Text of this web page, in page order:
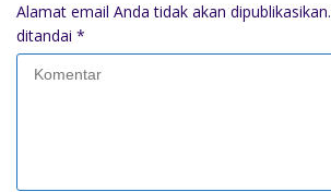
Alamat email Anda tidak akan dipublikasikan.
ditandai *